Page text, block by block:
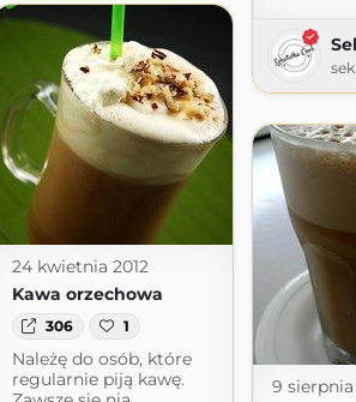
24 kwietnia 2012
Kawa orzechowa
306 1
Należę do osób, które
regularnie piją kawę.
9 sierpnia